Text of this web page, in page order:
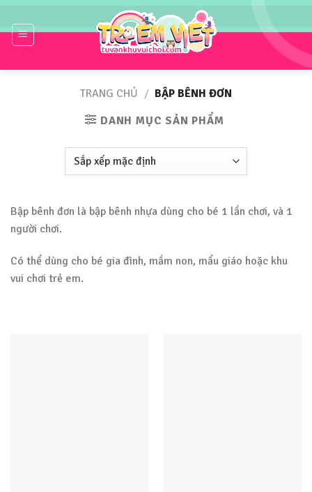
content
TRANG CHỦ / BẬP BÊNH ĐƠN
DANH MỤC SẢN PHẨM
Bập bênh đơn là bập bênh nhựa dùng cho bé 1 lần chơi, và 1
người chơi.
Có thể dùng cho bé gia đình, mầm non, mẩu giáo hoặc khu
vui chơi trẻ em.